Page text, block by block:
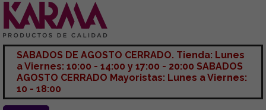
SABADOS DE AGOSTO CERRADO. Tienda: Lunes
a Viernes: 10:00 - 14:00 y 17:00 - 20:00 SABADOS
AGOSTO CERRADO Mayoristas: Lunes a Viernes:
10 - 18:00